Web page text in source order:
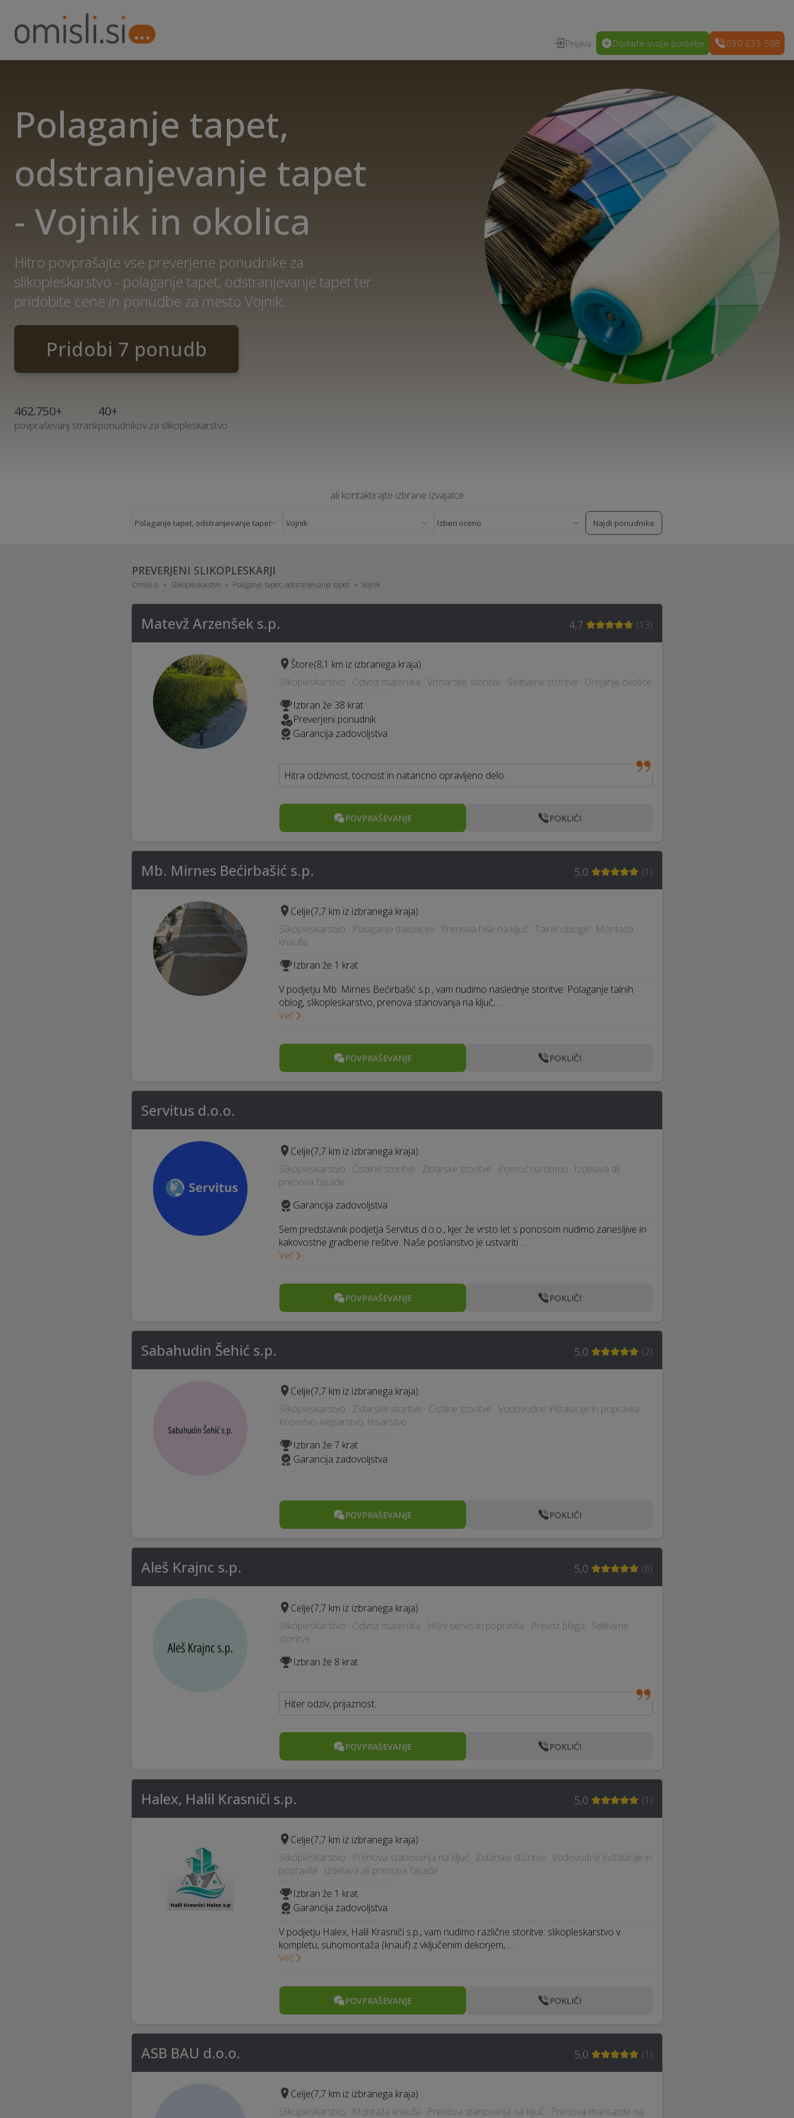
Prijava Dodajte svoje podjetje 030 635 598
Polaganje tapet,
odstranjevanje tapet
- Vojnik in okolica
Hitro povprašajte vse preverjene ponudnike za
slikopleskarstvo - polaganje tapet, odstranjevanje tapet ter
pridobite cene in ponudbe za mesto Vojnik.
Pridobi 7 ponudb
462.750+
povpraševanj strank
40+
ponudnikov za slikopleskarstvo
ali kontaktirajte izbrane izvajalce
Najdi ponudnike
PREVERJENI SLIKOPLESKARJI
Omisli.si Slikopleskarstvo Polaganje tapet, odstranjevanje tapet Vojnik
Matevž Arzenšek s.p. 4,7 (13)
Štore(8,1 km iz izbranega kraja)
Slikopleskarstvo · Odvoz materiala · Vrtnarske storitve · Selitvene storitve · Urejanje okolice
Izbran že 38 krat
Preverjeni ponudnik
Garancija zadovoljstva
Hitra odzivnost, tocnost in natancno opravljeno delo.
POVPRAŠEVANJE POKLIČI
Mb. Mirnes Bećirbašić s.p. 5,0 (1 )
Celje(7,7 km iz izbranega kraja)
Slikopleskarstvo · Polaganje tlakovcev · Prenova hiše na ključ · Talne obloge · Montaža
knaufa
Izbran že 1 krat
V podjetju Mb. Mirnes Bećirbašić s.p., vam nudimo naslednje storitve: Polaganje talnih
oblog, slikopleskarstvo, prenova stanovanja na ključ, …
Več
POVPRAŠEVANJE POKLIČI
Servitus d.o.o.
Celje(7,7 km iz izbranega kraja)
Slikopleskarstvo · Čistilne storitve · Zidarske storitve · Pomoč na domu · Izdelava ali
prenova fasade
Garancija zadovoljstva
Sem predstavnik podjetja Servitus d.o.o., kjer že vrsto let s ponosom nudimo zanesljive in
kakovostne gradbene rešitve. Naše poslanstvo je ustvariti …
Več
POVPRAŠEVANJE POKLIČI
Sabahudin Šehić s.p. 5,0 (2)
Celje(7,7 km iz izbranega kraja)
Slikopleskarstvo · Zidarske storitve · Čistilne storitve · Vodovodne inštalacije in popravila ·
Krovstvo, kleparstvo, tesarstvo
Izbran že 7 krat
Garancija zadovoljstva
POVPRAŠEVANJE POKLIČI
Aleš Krajnc s.p. 5,0 (6)
Celje(7,7 km iz izbranega kraja)
Slikopleskarstvo · Odvoz materiala · Hišni servis in popravila · Prevoz blaga · Selitvene
storitve
Izbran že 8 krat
Hiter odziv, prijaznost.
POVPRAŠEVANJE POKLIČI
Halex, Halil Krasniči s.p. 5,0 (1 )
Celje(7,7 km iz izbranega kraja)
Slikopleskarstvo · Prenova stanovanja na ključ · Zidarske storitve · Vodovodne inštalacije in
popravila · Izdelava ali prenova fasade
Izbran že 1 krat
Garancija zadovoljstva
V podjetju Halex, Halil Krasniči s.p., vam nudimo različne storitve: slikopleskarstvo v
kompletu, suhomontaža (knauf) z vključenim dekorjem, …
Več
POVPRAŠEVANJE POKLIČI
ASB BAU d.o.o. 5,0 (1 )
Celje(7,7 km iz izbranega kraja)
Slikopleskarstvo · Montaža knaufa · Prenova stanovanja na ključ · Prenova mansarde na